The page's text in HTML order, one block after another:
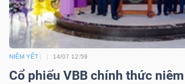
NIÊM YẾT 14/07 12:59
Cổ phiếu VBB chính thức